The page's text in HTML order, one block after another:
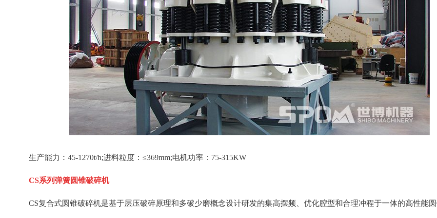
生产能力：45-1270t/h;进料粒度：≤369mm;电机功率：75-315KW
CS系列弹簧圆锥破碎机
CS复合式圆锥破碎机是基于层压破碎原理和多破少磨概念设计研发的集高摆频、优化腔型和合理冲程于一体的高性能